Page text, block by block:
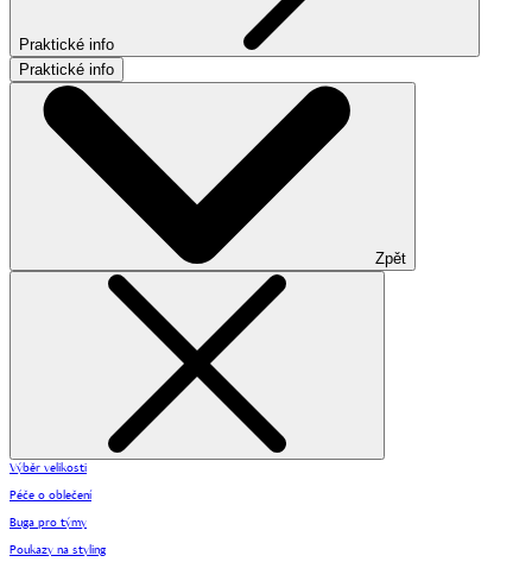
Praktické info
Praktické info
Zpět
Výběr velikosti
Péče o oblečení
Buga pro týmy
Poukazy na styling